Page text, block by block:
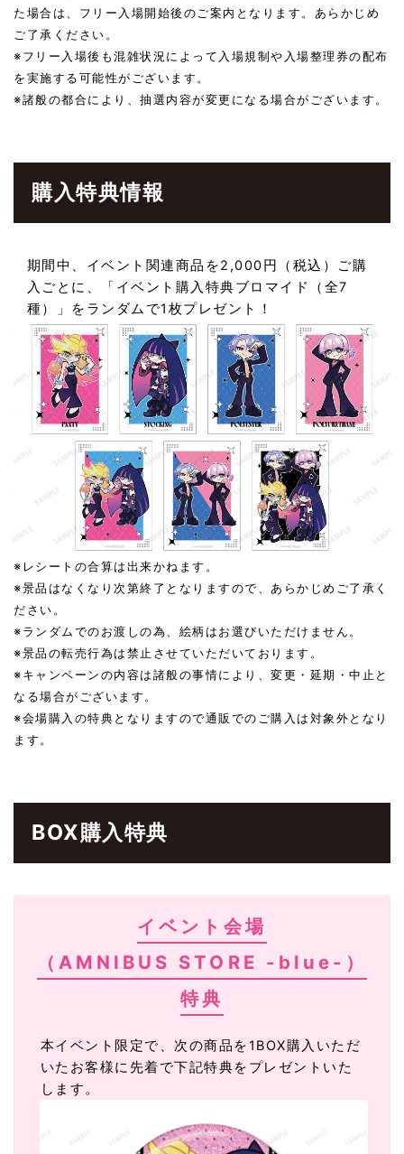
た場合は、フリー入場開始後のご案内となります。あらかじめ
ご了承ください。
※フリー入場後も混雑状況によって入場規制や入場整理券の配布
を実施する可能性がございます。
※諸般の都合により、抽選内容が変更になる場合がございます。
購入特典情報
期間中、イベント関連商品を2,000円（税込）ご購
入ごとに、「イベント購入特典ブロマイド（全7
種）」をランダムで1枚プレゼント！
※レシートの合算は出来かねます。
※景品はなくなり次第終了となりますので、あらかじめご了承く
ださい。
※ランダムでのお渡しの為、絵柄はお選びいただけません。
※景品の転売行為は禁止させていただいております。
※キャンペーンの内容は諸般の事情により、変更・延期・中止と
なる場合がございます。
※会場購入の特典となりますので通販でのご購入は対象外となり
ます。
BOX購入特典
イベント会場
（AMNIBUS STORE -blue-）
特典
本イベント限定で、次の商品を1BOX購入いただ
いたお客様に先着で下記特典をプレゼントいた
します。